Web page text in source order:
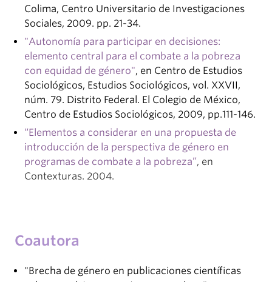
Colima, Centro Universitario de Investigaciones
Sociales, 2009. pp. 21-34.
"Autonomía para participar en decisiones:
elemento central para el combate a la pobreza
con equidad de género", en Centro de Estudios
Sociológicos, Estudios Sociológicos, vol. XXVII,
núm. 79. Distrito Federal. El Colegio de México,
Centro de Estudios Sociológicos, 2009, pp.111-146.
“Elementos a considerar en una propuesta de
introducción de la perspectiva de género en
programas de combate a la pobreza”, en
Contexturas. 2004.
Coautora
"Brecha de género en publicaciones científicas